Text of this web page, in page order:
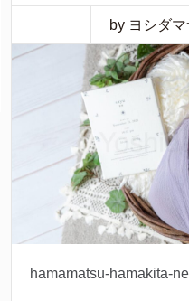
by ヨシダマ
hamamatsu-hamakita-